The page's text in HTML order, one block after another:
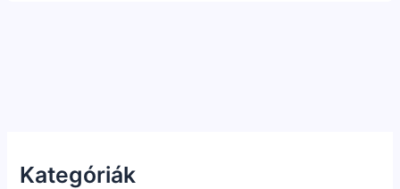
Kategóriák